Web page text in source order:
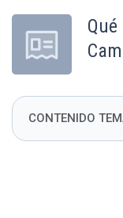
CONTENIDO